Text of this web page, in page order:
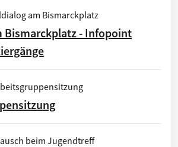
am Bismarckplatz
Bismarckplatz - Infopoint
beim Jugendtreff